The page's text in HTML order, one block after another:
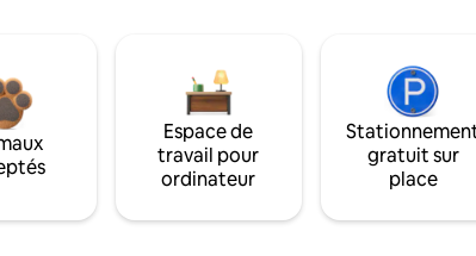
Espace de
travail pour
ordinateur
gratuit sur
place